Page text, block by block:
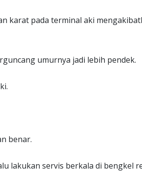
karat pada terminal aki
umurnya jadi lebih pendek.
benar.
lakukan servis berkala di bengkel